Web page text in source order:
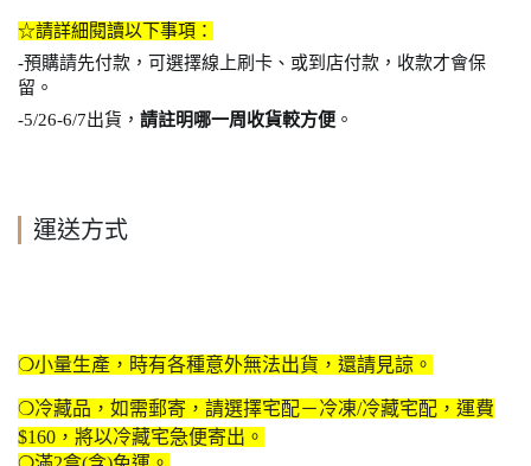
☆請詳細閱讀以下事項：
-預購請先付款，可選擇線上刷卡、或到店付款，收款才會保
留。
-5/26-6/7出貨， 請註明哪一周收貨較方便 。
運送方式
❍小量生產，時有各種意外無法出貨，還請見諒。
❍冷藏品，如需郵寄，請選擇宅配－冷凍/冷藏宅配，運費
$160，將以冷藏宅急便寄出。